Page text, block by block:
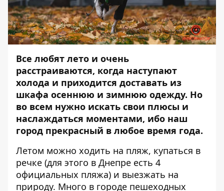
Все любят лето и очень
расстраиваются, когда наступают
холода и приходится доставать из
шкафа осеннюю и зимнюю одежду. Но
во всем нужно искать свои плюсы и
наслаждаться моментами, ибо наш
город прекрасный в любое время года.
Летом можно ходить на пляж, купаться в
речке (для этого в Днепре есть 4
официальных пляжа) и выезжать на
природу. Много в городе пешеходных